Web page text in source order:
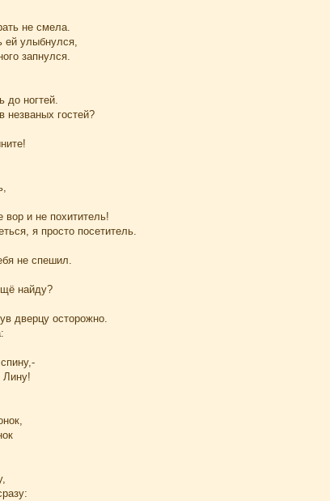
не смела.
ей улыбнулся,
запнулся.
до ногтей.
незваных гостей?
вор и не похититель!
я просто посетитель.
не спешил.
найду?
дверцу осторожно.
Лину!